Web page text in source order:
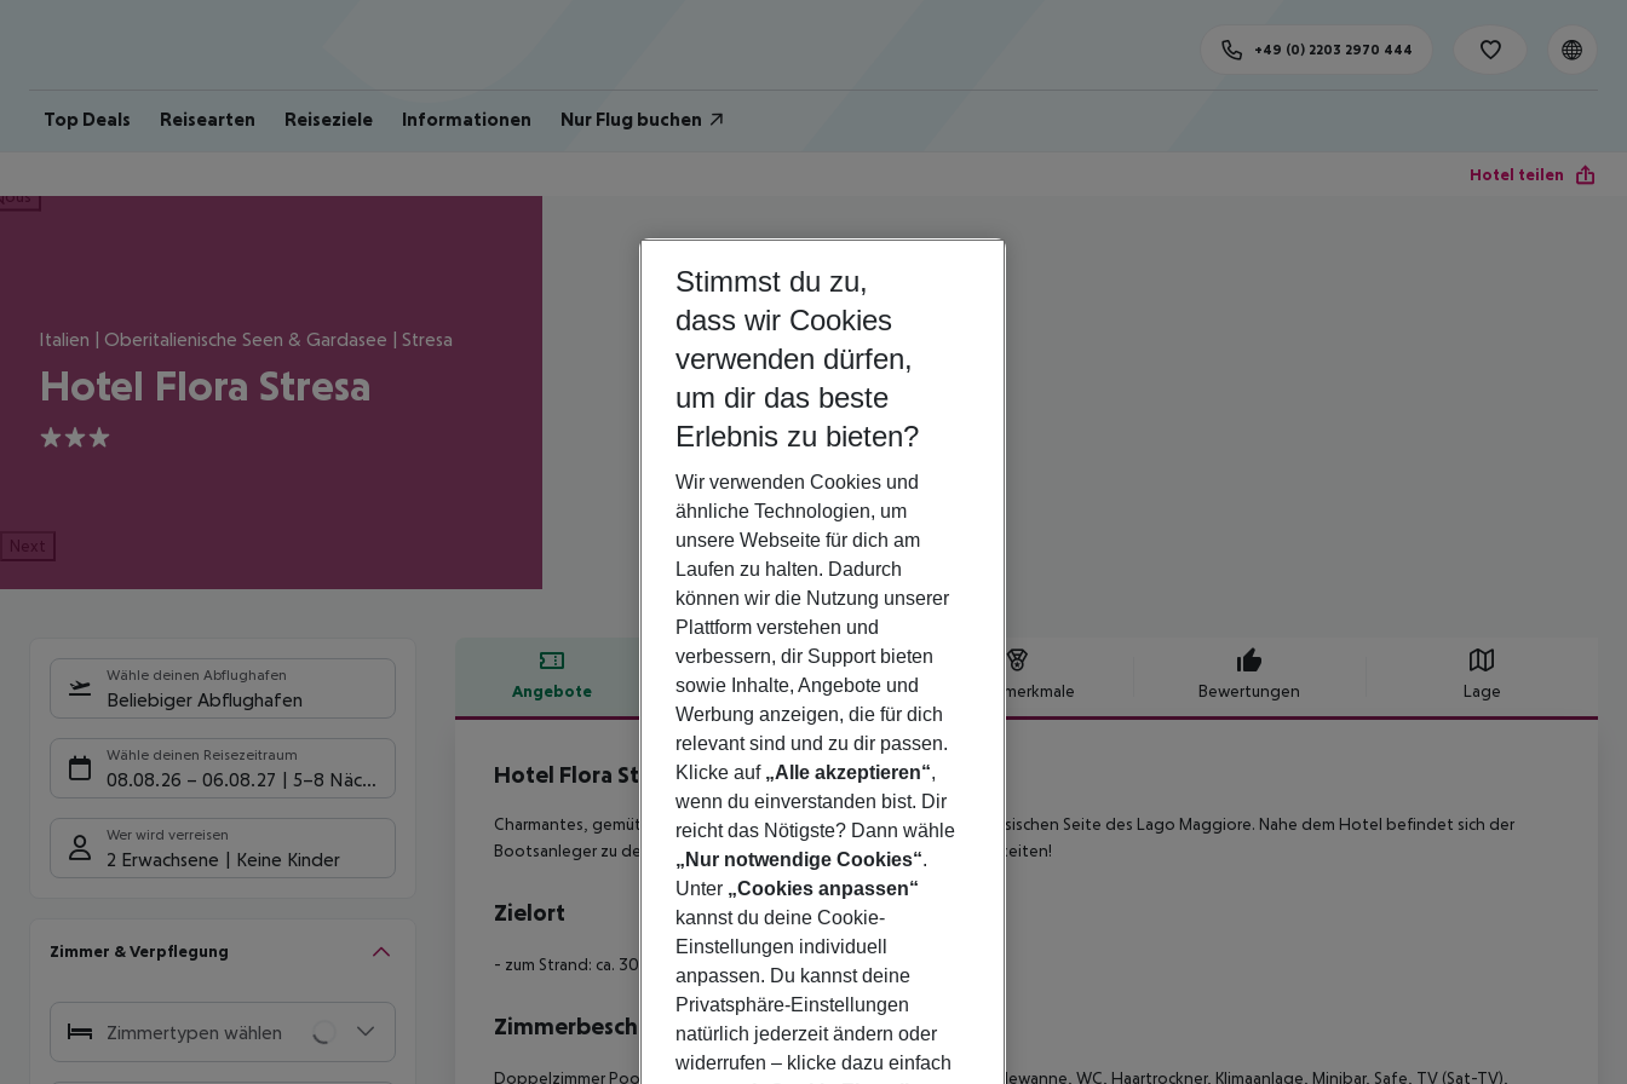
Top Deals Reisearten Reiseziele Informationen Nur Flug buchen
+49 (0) 2203 2970 444
Hotel teilen
Italien | Oberitalienische Seen & Gardasee | Stresa
Hotel Flora Stresa
3
Next
Wähle deinen Abflughafen
Beliebiger Abflughafen
Wähle deinen Reisezeitraum
08.08.26 – 06.08.27 5-8 Nächte
Wer wird verreisen
2 Erwachsene Keine Kinder
Zimmer & Verpflegung
Zimmertypen wählen
Angebote Hotelbeschreibung Hotelmerkmale Bewertungen Lage
Hotelbeschreibung
Hotel Flora Stresa
3
Charmantes, gemütliches und komfortables Hotel auf der piemontesischen Seite des Lago Maggiore. Nahe dem Hotel befindet sich der
Bootsanleger zu den Borromäischen Inseln – beste Ausflugsmöglichkeiten!
Zielort
- zum Strand: ca. 300 m
Zimmerbeschreibung
Doppelzimmer Poolblick (DBP) - Doppel, Bergblick, Dusche oder Badewanne, WC, Haartrockner, Klimaanlage, Minibar, Safe, TV (Sat-TV),
Stimmst du zu,
dass wir Cookies
verwenden dürfen,
um dir das beste
Erlebnis zu bieten?
Wir verwenden Cookies und
ähnliche Technologien, um
unsere Webseite für dich am
Laufen zu halten. Dadurch
können wir die Nutzung unserer
Plattform verstehen und
verbessern, dir Support bieten
sowie Inhalte, Angebote und
Werbung anzeigen, die für dich
relevant sind und zu dir passen.
Klicke auf „Alle akzeptieren“,
wenn du einverstanden bist. Dir
reicht das Nötigste? Dann wähle
„Nur notwendige Cookies“.
Unter „Cookies anpassen“
kannst du deine Cookie-
Einstellungen individuell
anpassen. Du kannst deine
Privatsphäre-Einstellungen
natürlich jederzeit ändern oder
widerrufen – klicke dazu einfach